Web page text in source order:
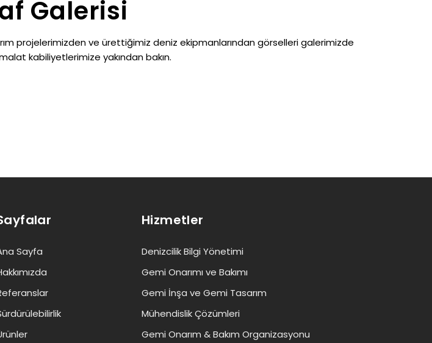
Galerisi
projelerimizden ve ürettiğimiz deniz ekipmanlarından görselleri galerimizde
kabiliyetlerimize yakından bakın.
Sayfa
Hizmetler
Denizcilik Bilgi Yönetimi
Gemi Onarımı ve Bakımı
Gemi İnşa ve Gemi Tasarım
Mühendislik Çözümleri
Gemi Onarım & Bakım Organizasyonu